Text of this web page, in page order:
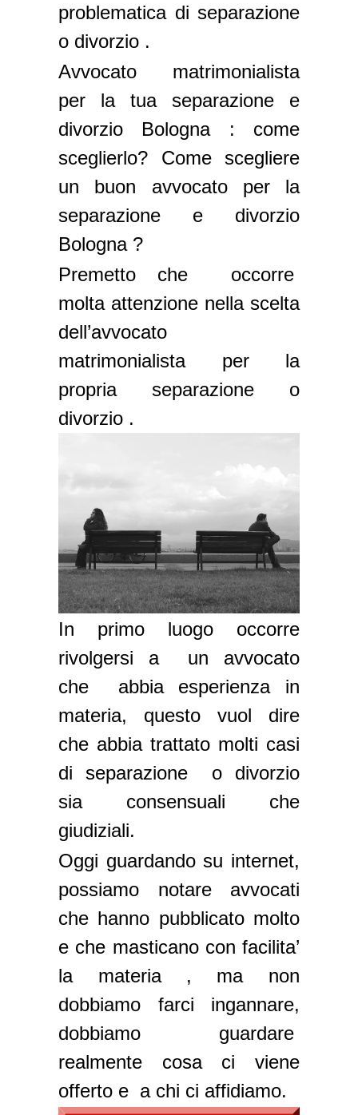
problematica di separazione
o divorzio .
Avvocato matrimonialista
per la tua separazione e
divorzio Bologna : come
sceglierlo? Come scegliere
un buon avvocato per la
separazione e divorzio
Bologna ?
Premetto che occorre
molta attenzione nella scelta
dell’avvocato
matrimonialista per la
propria separazione o
divorzio .
In primo luogo occorre
rivolgersi a un avvocato
che abbia esperienza in
materia, questo vuol dire
che abbia trattato molti casi
di separazione o divorzio
sia consensuali che
giudiziali.
Oggi guardando su internet,
possiamo notare avvocati
che hanno pubblicato molto
e che masticano con facilita’
la materia , ma non
dobbiamo farci ingannare,
dobbiamo guardare
realmente cosa ci viene
offerto e a chi ci affidiamo.